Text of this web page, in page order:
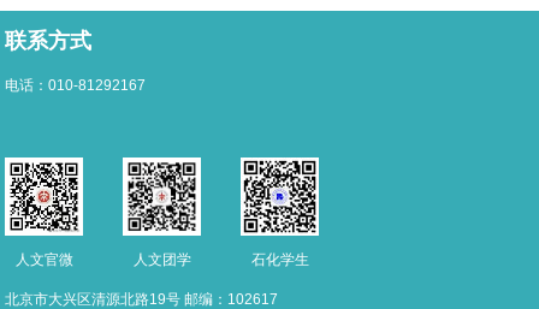
联系方式
电话：010-81292167
人文官微 人文团学 石化学生
北京市大兴区清源北路19号 邮编：102617